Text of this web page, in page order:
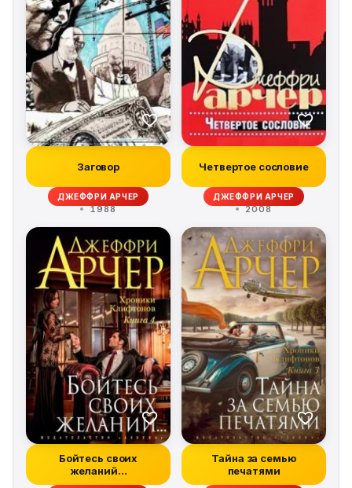
Заговор
ДЖЕФФРИ АРЧЕР
1988
Четвертое сословие
ДЖЕФФРИ АРЧЕР
2008
Бойтесь своих
желаний…
Тайна за семью
печатями